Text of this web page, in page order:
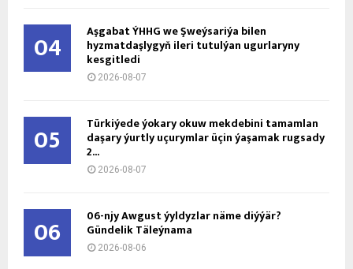
04 Aşgabat ÝHHG we Şweýsariýa bilen
hyzmatdaşlygyň ileri tutulýan ugurlaryny
kesgitledi
2026-08-07
05 Türkiýede ýokary okuw mekdebini tamamlan
daşary ýurtly uçurymlar üçin ýaşamak rugsady
2...
2026-08-07
06 06-njy Awgust ýyldyzlar näme diýýär?
Gündelik Täleýnama
2026-08-06